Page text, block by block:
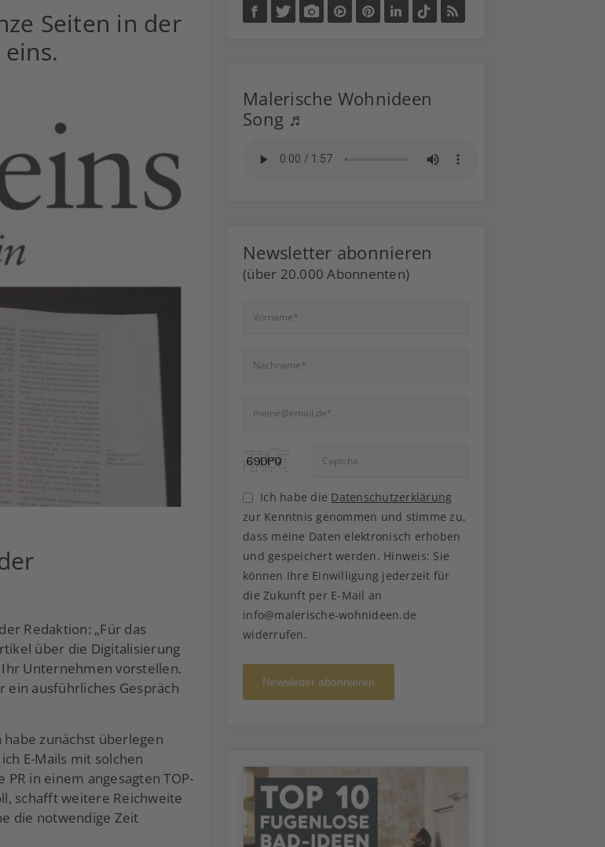
Seiten in der
Redaktion: „Für das
über die Digitalisierung
Unternehmen vorstellen.
ein ausführliches Gespräch
zunächst überlegen
E-Mails mit solchen
in einem angesagten TOP-
schafft weitere Reichweite
die notwendige Zeit
Malerische Wohnideen
Song ♬
Newsletter abonnieren
(über 20.000 Abonnenten)
Ich habe die Datenschutzerklärung
zur Kenntnis genommen und stimme zu,
dass meine Daten elektronisch erhoben
und gespeichert werden. Hinweis: Sie
können Ihre Einwilligung jederzeit für
die Zukunft per E-Mail an
info@malerische-wohnideen.de
widerrufen.